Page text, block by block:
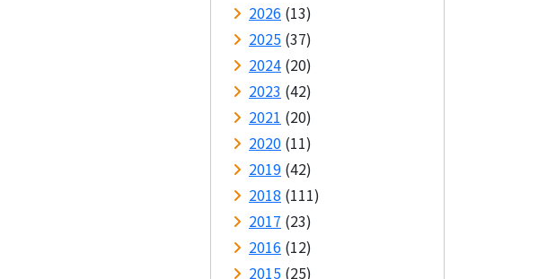
2026 (13)
2025 (37)
2024 (20)
2023 (42)
2021 (20)
2020 (11)
2019 (42)
2018 (111)
2017 (23)
2016 (12)
2015 (25)